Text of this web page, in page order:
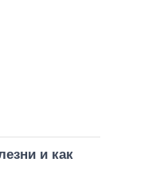
и как